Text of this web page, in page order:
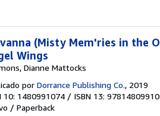
(Misty Mem'ries in the
Wings
Dianne Mattocks
por Dorrance Publishing Co., 2019
10: 1480991074 / ISBN 13:
/ Paperback